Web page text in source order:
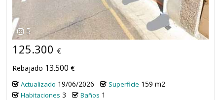
5
125.300 €
Rebajado 13.500 €
Actualizado 19/06/2026 Superficie 159 m2
Habitaciones 3 Baños 1